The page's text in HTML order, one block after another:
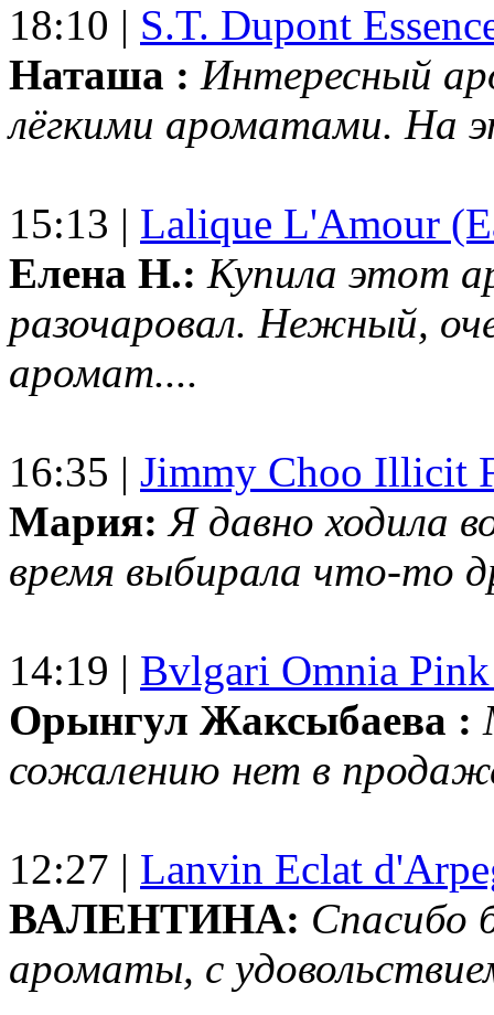
18:10 | S.T. Dupont
Наташа : Интересный
лёгкими ароматами. На
15:13 | Lalique L'Amour
Елена Н.: Купила этот
разочаровал. Нежный,
аромат....
16:35 | Jimmy Choo Illicit
Мария: Я давно ходила
время выбирала что-то
14:19 | Bvlgari Omnia
Орынгул Жаксыбаева :
сожалению нет в
12:27 | Lanvin Eclat
ВАЛЕНТИНА: Спасибо
ароматы, с